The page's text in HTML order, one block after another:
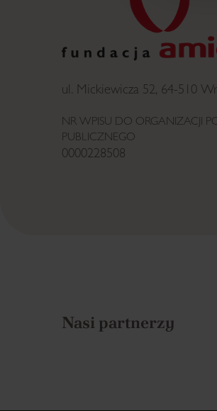
ul. Mickiewicza 52, 64-510
NR WPISU DO ORGANIZACJI
PUBLICZNEGO
0000228508
Nasi partnerzy